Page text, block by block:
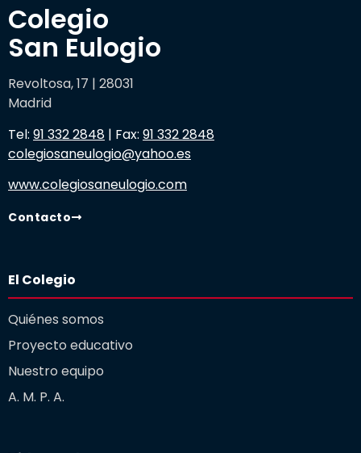
Colegio
San Eulogio
Revoltosa, 17 | 28031
Madrid
Tel: 91 332 2848 | Fax: 91 332 2848
colegiosaneulogio@yahoo.es
www.colegiosaneulogio.com
Contacto
El Colegio
Quiénes somos
Proyecto educativo
Nuestro equipo
A. M. P. A.